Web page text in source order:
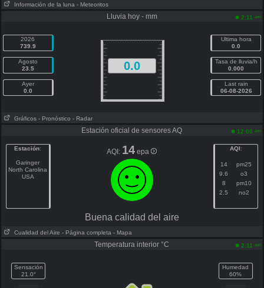
Información de la luna - Meteoritos
Lluvia hoy - mm 2:11 am
2026
739.9
Agosto
23.5
Ayer
0.0
0.0
Ultima hora
0.0
Tasa de lluvia/h
0.000
Last rain
06-08-2026
Gráficos - Pronóstico - Radar
Estación oficial de sensores AQ 12:00 am
Estación:
Garinger
North Carolina
USA
AQI: 14 epa AQI:
14
pm25
9.6
o3
8
pm10
2.5
no2
Buena calidad del aire
Cualidad del Aire - Página completa - Mapa
Temperatura interior °C 2:11 am
Sensación
21.0°
Humedad
60%